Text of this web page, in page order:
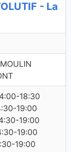
- La
18:30
19:00
19:00
19:00
19:00